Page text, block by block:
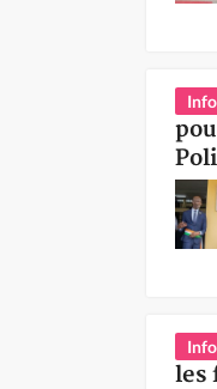
Info
Info
les